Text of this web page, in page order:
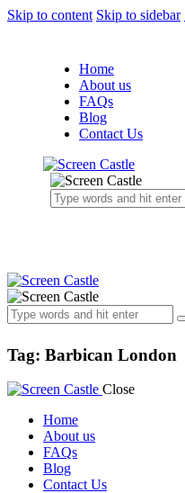
Skip to content Skip to sidebar
Home
About us
FAQs
Blog
Contact Us
Tag: Barbican London
Close
Home
About us
FAQs
Blog
Contact Us